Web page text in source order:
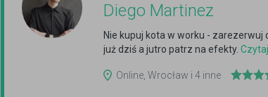
Diego Martinez
Nie kupuj kota w worku -
już dziś a jutro patrz na efekty.
Online, Wrocław i 4 inne